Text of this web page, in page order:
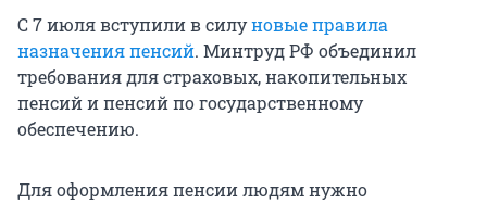
С 7 июля вступили в силуновые правила
назначения пенсий. Минтруд РФ объединил
требования для страховых, накопительных
пенсий и пенсий по государственному
обеспечению.
Для оформления пенсии людям нужно